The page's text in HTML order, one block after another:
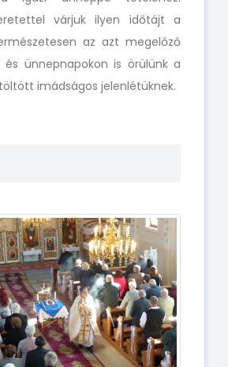
várjuk ilyen időtájt a
az azt megelőző
és ünnepnapokon is örülünk a
imádságos jelenlétüknek.